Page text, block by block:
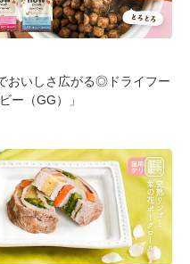
おいしさ広がる◎ドライフー
ー（GG）」